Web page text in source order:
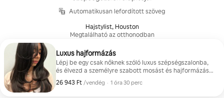
Automatikusan lefordított szöveg
Hajstylist, Houston
Megtalálható az otthonodban
Luxus hajformázás
Lépj be egy csak nőknek szóló luxus szépségszalonba,
és élvezd a személyre szabott mosást és hajformázást,
amelynek célja, hogy segítsen ellazulni, magabiztosnak
érezd magad, és kifinomult megjelenésed legyen. A
26 943 Ft /vendég
26 943 Ft/vendég
, · 1 óra 30 perc